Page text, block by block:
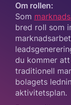
Om rollen:
Som
bred roll som
du kommer
traditionell
bolagets
aktivitetsplan.